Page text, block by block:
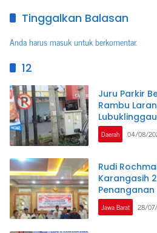
Tinggalkan Balasan
Anda harusmasukuntuk berkomentar.
12
Juru Parkir
Rambu
Dugaan
Daerah 04/08/
Rudi
Karangasih
Penanganan
Jawa Barat 28/